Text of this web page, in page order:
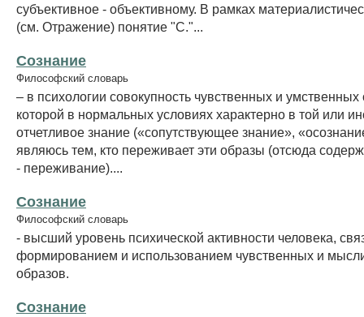
субъективное - объективному. В рамках
(см. Отражение) понятие "С."...
Сознание
Философский словарь
– в психологии совокупность чувственных и умственных
которой в нормальных условиях характерно в той или
отчетливое знание («сопутствующее знание»,
являюсь тем, кто переживает эти образы (отсюда
- переживание)....
Сознание
Философский словарь
- высший уровень психической активности человека,
формированием и использованием чувственных и
образов.
Сознание